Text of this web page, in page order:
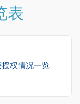
表
权情况一览